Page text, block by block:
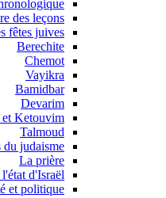
des leçons
fêtes juives
Berechite
Chemot
Vayikra
Bamidbar
Devarim
Ketouvim
Talmoud
du judaisme
La prière
d'Israël
et politique